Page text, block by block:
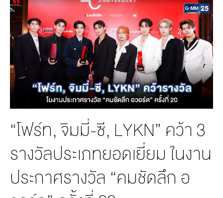
BOARD OF
DIRECTORS
MANAGEMENT
TEAM
ORGANIZATION
CHART
AWARDS
ACTS
STUDIO
“โฟร์ท, จิมมี่-ซี, LYKN” คว้า 3
รางวัลประเภทยอดเยี่ยม ในงาน
ประกาศรางวัล “คมชัดลึก อ